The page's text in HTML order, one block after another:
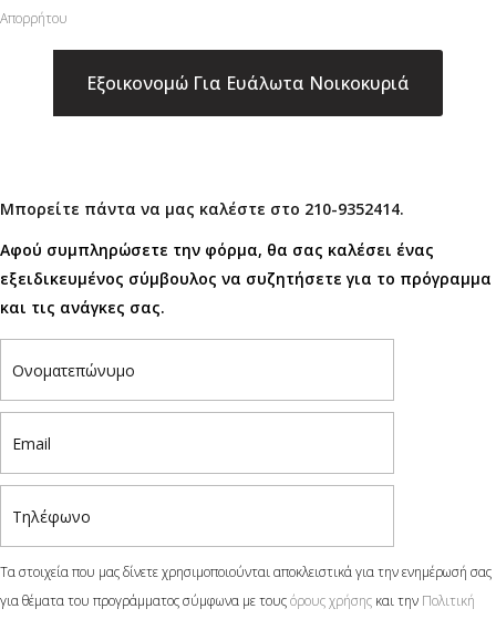
Απορρήτου
Μπορείτε πάντα να μας καλέστε στο 210-9352414.
Αφού συμπληρώσετε την φόρμα, θα σας καλέσει ένας
εξειδικευμένος σύμβουλος να συζητήσετε για το πρόγραμμα
και τις ανάγκες σας.
Τα στοιχεία που μας δίνετε χρησιμοποιούνται αποκλειστικά για την ενημέρωσή σας
για θέματα του προγράμματος σύμφωνα με τουςόρους χρήσης και την Πολιτική